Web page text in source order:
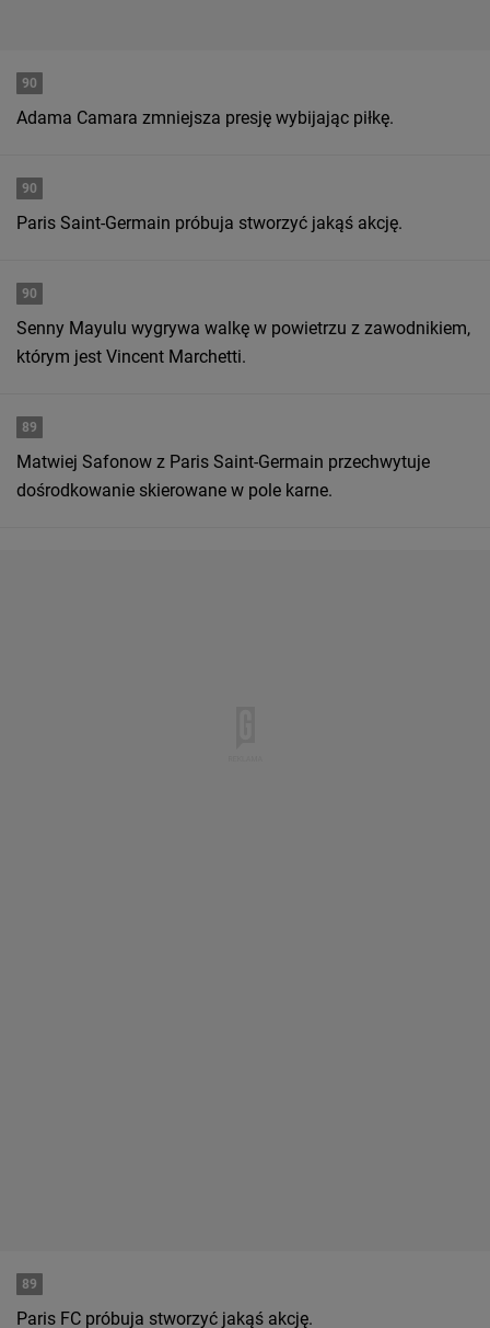
90
Adama Camara zmniejsza presję wybijając piłkę.
90
Paris Saint-Germain próbuja stworzyć jakąś akcję.
90
Senny Mayulu wygrywa walkę w powietrzu z zawodnikiem,
którym jest Vincent Marchetti.
89
Matwiej Safonow z Paris Saint-Germain przechwytuje
dośrodkowanie skierowane w pole karne.
89
Paris FC próbuja stworzyć jakąś akcję.